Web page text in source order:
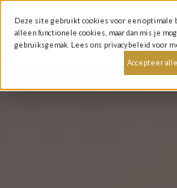
Deze site gebruikt cookies voor een optimale
alleen functionele cookies, maar dan mis je
gebruiksgemak. Lees ons privacybeleid voor
Accepteer